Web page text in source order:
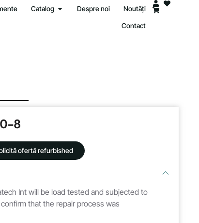
Catalog Despre noi Noutăți
Contact
8
ofertă refurbished
Int will be load tested and subjected to
that the repair process was